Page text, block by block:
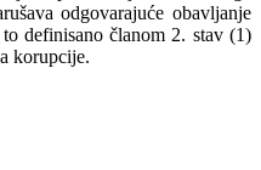
odgovarajuće obavljanje
definisano članom 2. stav (1)
korupcije.